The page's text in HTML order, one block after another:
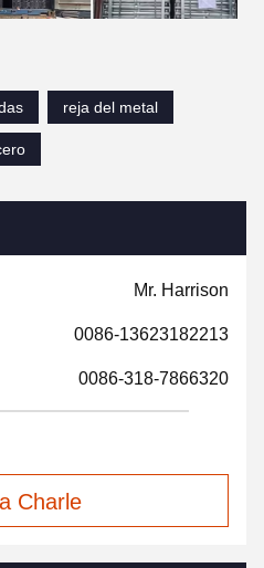
reja del metal
Mr. Harrison
0086-13623182213
0086-318-7866320
Charle